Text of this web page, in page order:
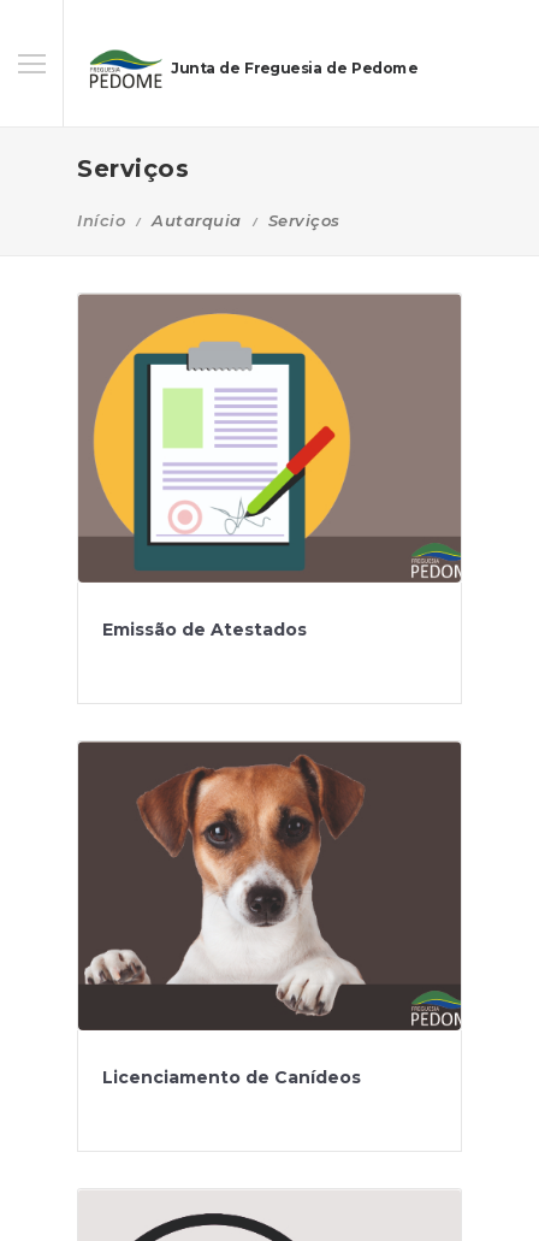
Junta de Freguesia de Pedome
Serviços
Início Autarquia Serviços
Emissão de Atestados
Licenciamento de Canídeos